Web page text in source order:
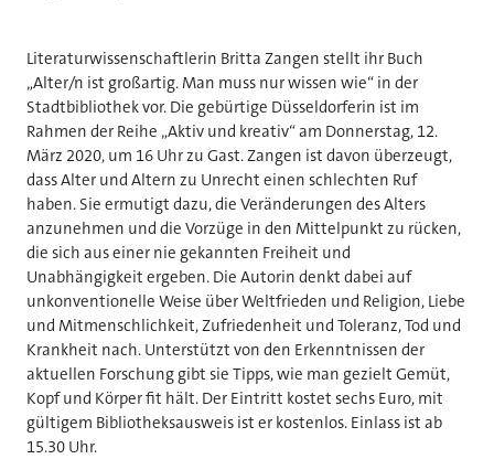
Literaturwissenschaftlerin Britta Zangen stellt ihr Buch
„Alter/n ist großartig. Man muss nur wissen wie“ in der
Stadtbibliothek vor. Die gebürtige Düsseldorferin ist im
Rahmen der Reihe „Aktiv und kreativ“ am Donnerstag, 12.
März 2020, um 16 Uhr zu Gast. Zangen ist davon überzeugt,
dass Alter und Altern zu Unrecht einen schlechten Ruf
haben. Sie ermutigt dazu, die Veränderungen des Alters
anzunehmen und die Vorzüge in den Mittelpunkt zu rücken,
die sich aus einer nie gekannten Freiheit und
Unabhängigkeit ergeben. Die Autorin denkt dabei auf
unkonventionelle Weise über Weltfrieden und Religion, Liebe
und Mitmenschlichkeit, Zufriedenheit und Toleranz, Tod und
Krankheit nach. Unterstützt von den Erkenntnissen der
aktuellen Forschung gibt sie Tipps, wie man gezielt Gemüt,
Kopf und Körper fit hält. Der Eintritt kostet sechs Euro, mit
gültigem Bibliotheksausweis ist er kostenlos. Einlass ist ab
15.30 Uhr.